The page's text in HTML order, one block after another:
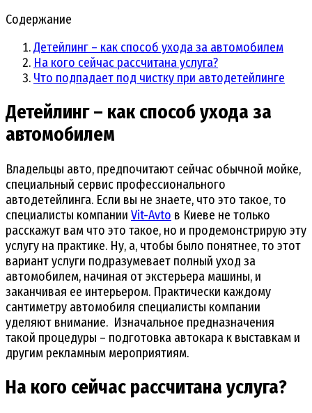
Содержание
Детейлинг – как способ ухода за автомобилем
На кого сейчас рассчитана услуга?
Что подпадает под чистку при автодетейлинге
Детейлинг – как способ ухода за
автомобилем
Владельцы авто, предпочитают сейчас обычной мойке,
специальный сервис профессионального
автодетейлинга. Если вы не знаете, что это такое, то
специалисты компании Vit-Avto в Киеве не только
расскажут вам что это такое, но и продемонстрирую эту
услугу на практике. Ну, а, чтобы было понятнее, то этот
вариант услуги подразумевает полный уход за
автомобилем, начиная от экстерьера машины, и
заканчивая ее интерьером. Практически каждому
сантиметру автомобиля специалисты компании
уделяют внимание. Изначальное предназначения
такой процедуры – подготовка автокара к выставкам и
другим рекламным мероприятиям.
На кого сейчас рассчитана услуга?